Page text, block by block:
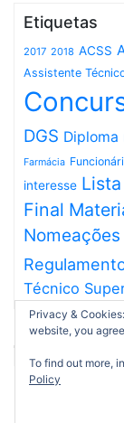
Etiquetas
2017 2018 ACSS
Assistente
DGS Diploma
Farmácia
interesse Lista
Final
Nomeações
Técnico
Privacy &
website, you
To find out more,
Policy